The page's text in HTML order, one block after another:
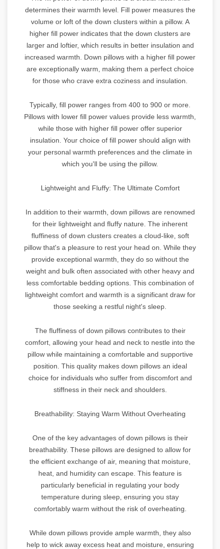
determines their warmth level. Fill power measures the
volume or loft of the down clusters within a pillow. A
higher fill power indicates that the down clusters are
larger and loftier, which results in better insulation and
increased warmth. Down pillows with a higher fill power
are exceptionally warm, making them a perfect choice
for those who crave extra coziness and insulation.
Typically, fill power ranges from 400 to 900 or more.
Pillows with lower fill power values provide less warmth,
while those with higher fill power offer superior
insulation. Your choice of fill power should align with
your personal warmth preferences and the climate in
which you'll be using the pillow.
Lightweight and Fluffy: The Ultimate Comfort
In addition to their warmth, down pillows are renowned
for their lightweight and fluffy nature. The inherent
fluffiness of down clusters creates a cloud-like, soft
pillow that's a pleasure to rest your head on. While they
provide exceptional warmth, they do so without the
weight and bulk often associated with other heavy and
less comfortable bedding options. This combination of
lightweight comfort and warmth is a significant draw for
those seeking a restful night's sleep.
The fluffiness of down pillows contributes to their
comfort, allowing your head and neck to nestle into the
pillow while maintaining a comfortable and supportive
position. This quality makes down pillows an ideal
choice for individuals who suffer from discomfort and
stiffness in their neck and shoulders.
Breathability: Staying Warm Without Overheating
One of the key advantages of down pillows is their
breathability. These pillows are designed to allow for
the efficient exchange of air, meaning that moisture,
heat, and humidity can escape. This feature is
particularly beneficial in regulating your body
temperature during sleep, ensuring you stay
comfortably warm without the risk of overheating.
While down pillows provide ample warmth, they also
help to wick away excess heat and moisture, ensuring